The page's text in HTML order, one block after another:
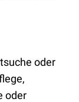
oder
oder